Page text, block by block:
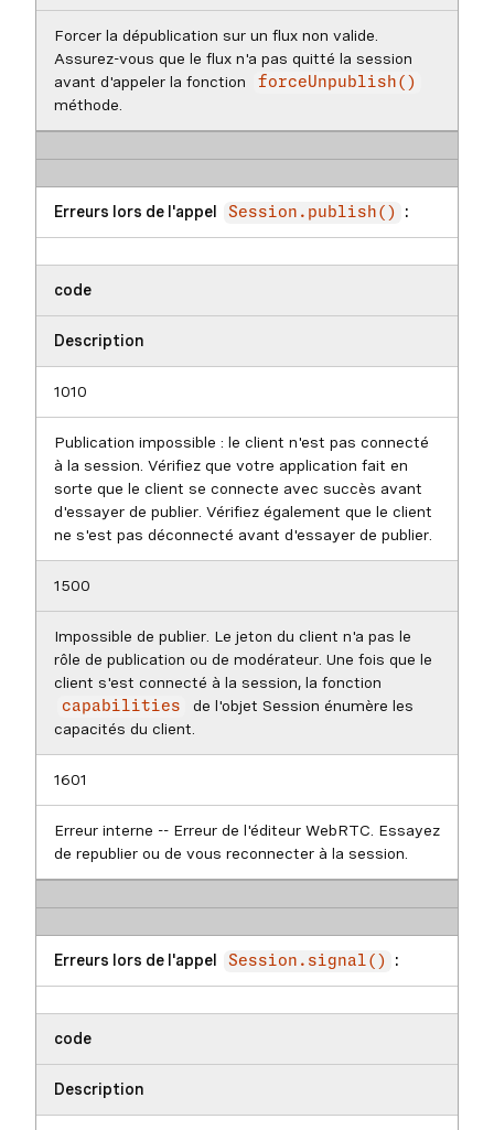
Forcer la dépublication sur un flux non valide.
Assurez-vous que le flux n'a pas quitté la session
avant d'appeler la fonction
forceUnpublish()
méthode.
Erreurs lors de l'appel Session.publish() :
code
Description
1010
Publication impossible : le client n'est pas connecté
à la session. Vérifiez que votre application fait en
sorte que le client se connecte avec succès avant
d'essayer de publier. Vérifiez également que le client
ne s'est pas déconnecté avant d'essayer de publier.
1500
Impossible de publier. Le jeton du client n'a pas le
rôle de publication ou de modérateur. Une fois que le
client s'est connecté à la session, la fonction
capabilities
de l'objet Session énumère les
capacités du client.
1601
Erreur interne -- Erreur de l'éditeur WebRTC. Essayez
de republier ou de vous reconnecter à la session.
Erreurs lors de l'appel Session.signal() :
code
Description